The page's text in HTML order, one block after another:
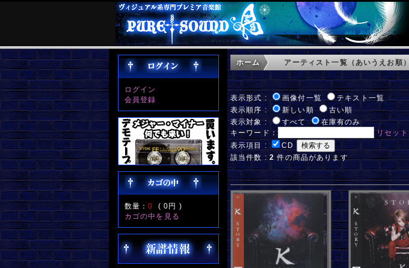
ログイン
会員登録
数量：0 (0円 )
カゴの中を見る
ホーム アーティスト一覧（あいうえお順）
表示形式 :
画像付一覧
テキスト一覧
表示順序 :
新しい順
古い順
表示対象 :
すべて
在庫有のみ
キーワード：
リセット
表示項目 :
CD
該当件数 :2 件の商品があります